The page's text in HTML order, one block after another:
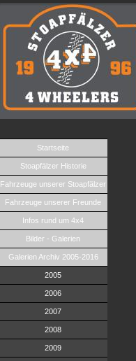
Startseite
Stoapfälzer Historie
Fahrzeuge unserer Stoapfälzer
Fahrzeuge unserer Freunde
Infos rund um 4x4
Bilder - Galerien
Galerien Archiv 2005-2016
2005
2006
2007
2008
2009